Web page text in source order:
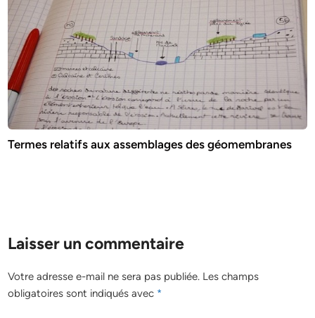
Termes relatifs aux assemblages des géomembranes
Laisser un commentaire
Votre adresse e-mail ne sera pas publiée. Les champs
obligatoires sont indiqués avec *